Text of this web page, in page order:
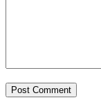
Post Comment